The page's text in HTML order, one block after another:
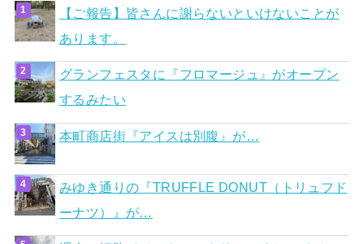
【ご報告】皆さんに謝らないといけないことが
あります。
グランフェスタに『フロマージュ』がオープン
するみたい
本町商店街『アイスは別腹』が…
みゆき通りの『TRUFFLE DONUT（トリュフド
ーナツ）』が…